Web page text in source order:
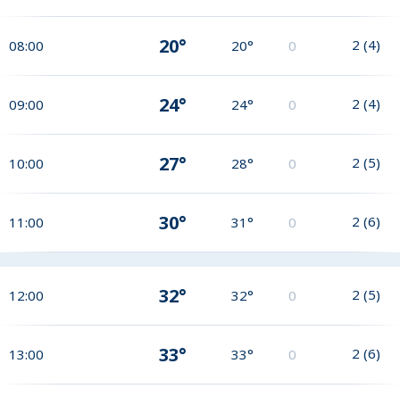
08:00 20° 20° 0 2 (4)
09:00 24° 24° 0 2 (4)
10:00 27° 28° 0 2 (5)
11:00 30° 31° 0 2 (6)
12:00 32° 32° 0 2 (5)
13:00 33° 33° 0 2 (6)